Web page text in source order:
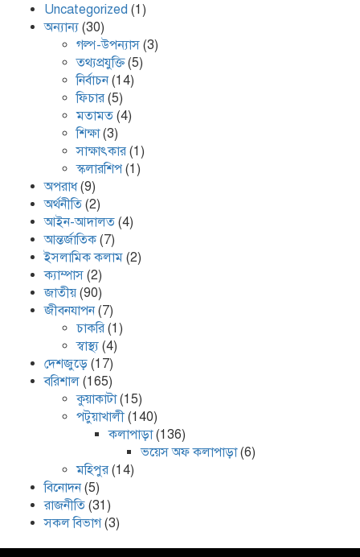
Uncategorized (1)
অন্যান্য (30)
গল্প-উপন্যাস (3)
তথ্যপ্রযুক্তি(5)
নির্বাচন(14)
ফিচার (5)
মতামত (4)
শিক্ষা(3)
সাক্ষাৎকার (1)
স্কলারশিপ (1)
অপরাধ(9)
অর্থনীতি (2)
আইন-আদালত (4)
আন্তর্জাতিক(7)
ইসলামিক কলাম (2)
ক্যাম্পাস (2)
জাতীয়(90)
জীবনযাপন(7)
চাকরি (1)
স্বাস্থ্য (4)
দেশজুড়ে (17)
বরিশাল (165)
কুয়াকাটা(15)
পটুয়াখালী (140)
কলাপাড়া(136)
ভয়েস অফ কলাপাড়া(6)
মহিপুর (14)
বিনোদন(5)
রাজনীতি (31)
সকল বিভাগ(3)